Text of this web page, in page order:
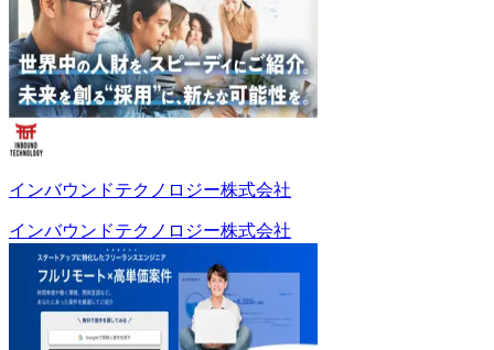
インバウンドテクノロジー株式会社
インバウンドテクノロジー株式会社